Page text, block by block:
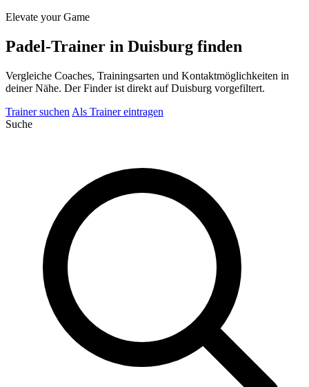
Elevate your Game
Padel-Trainer in Duisburg finden
Vergleiche Coaches, Trainingsarten und Kontaktmöglichkeiten in
deiner Nähe. Der Finder ist direkt auf Duisburg vorgefiltert.
Trainer suchen Als Trainer eintragen
Suche